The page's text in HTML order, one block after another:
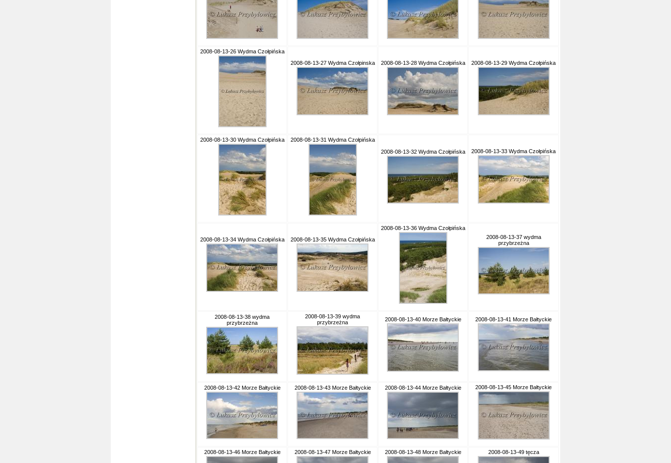
2008-08-13-26 Wydma Czołpińska
2008-08-13-27 Wydma Czołpinska
2008-08-13-28 Wydma Czołpińska 2008-08-13-29 Wydma Czołpińska
2008-08-13-30 Wydma Czołpińska
2008-08-13-31 Wydma Czołpińska
2008-08-13-32 Wydma Czołpińska
2008-08-13-33 Wydma Czołpińska
2008-08-13-34 Wydma Czołpińska 2008-08-13-35 Wydma Czołpińska
2008-08-13-36 Wydma Czołpińska
2008-08-13-37 wydma
przybrzeżna
2008-08-13-38 wydma
przybrzeżna
2008-08-13-39 wydma
przybrzeżna
2008-08-13-40 Morze Bałtyckie 2008-08-13-41 Morze Bałtyckie
2008-08-13-42 Morze Bałtyckie 2008-08-13-43 Morze Bałtyckie 2008-08-13-44 Morze Bałtyckie 2008-08-13-45 Morze Bałtyckie
2008-08-13-46 Morze Bałtyckie 2008-08-13-47 Morze Bałtyckie 2008-08-13-48 Morze Bałtyckie 2008-08-13-49 tęcza